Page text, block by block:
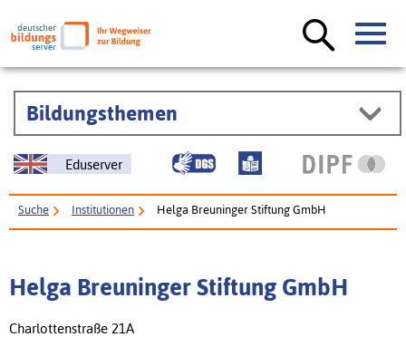
Bildungsthemen
Eduserver
Suche Institutionen Helga Breuninger Stiftung GmbH
Helga Breuninger Stiftung GmbH
Charlottenstraße 21A